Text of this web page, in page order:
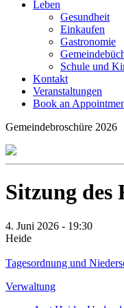
Leben
Gesundheit
Einkaufen
Gastronomie
Schule und
Kontakt
Veranstaltungen
Book an
Gemeindebroschüre 2026
Sitzung des
4. Juni 2026 - 19:30
Heide
Tagesordnung und
Verwaltung